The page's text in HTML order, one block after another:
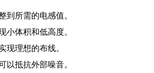
到所需的电感值。
小体积和低高度。
现理想的布线。
以抵抗外部噪音。